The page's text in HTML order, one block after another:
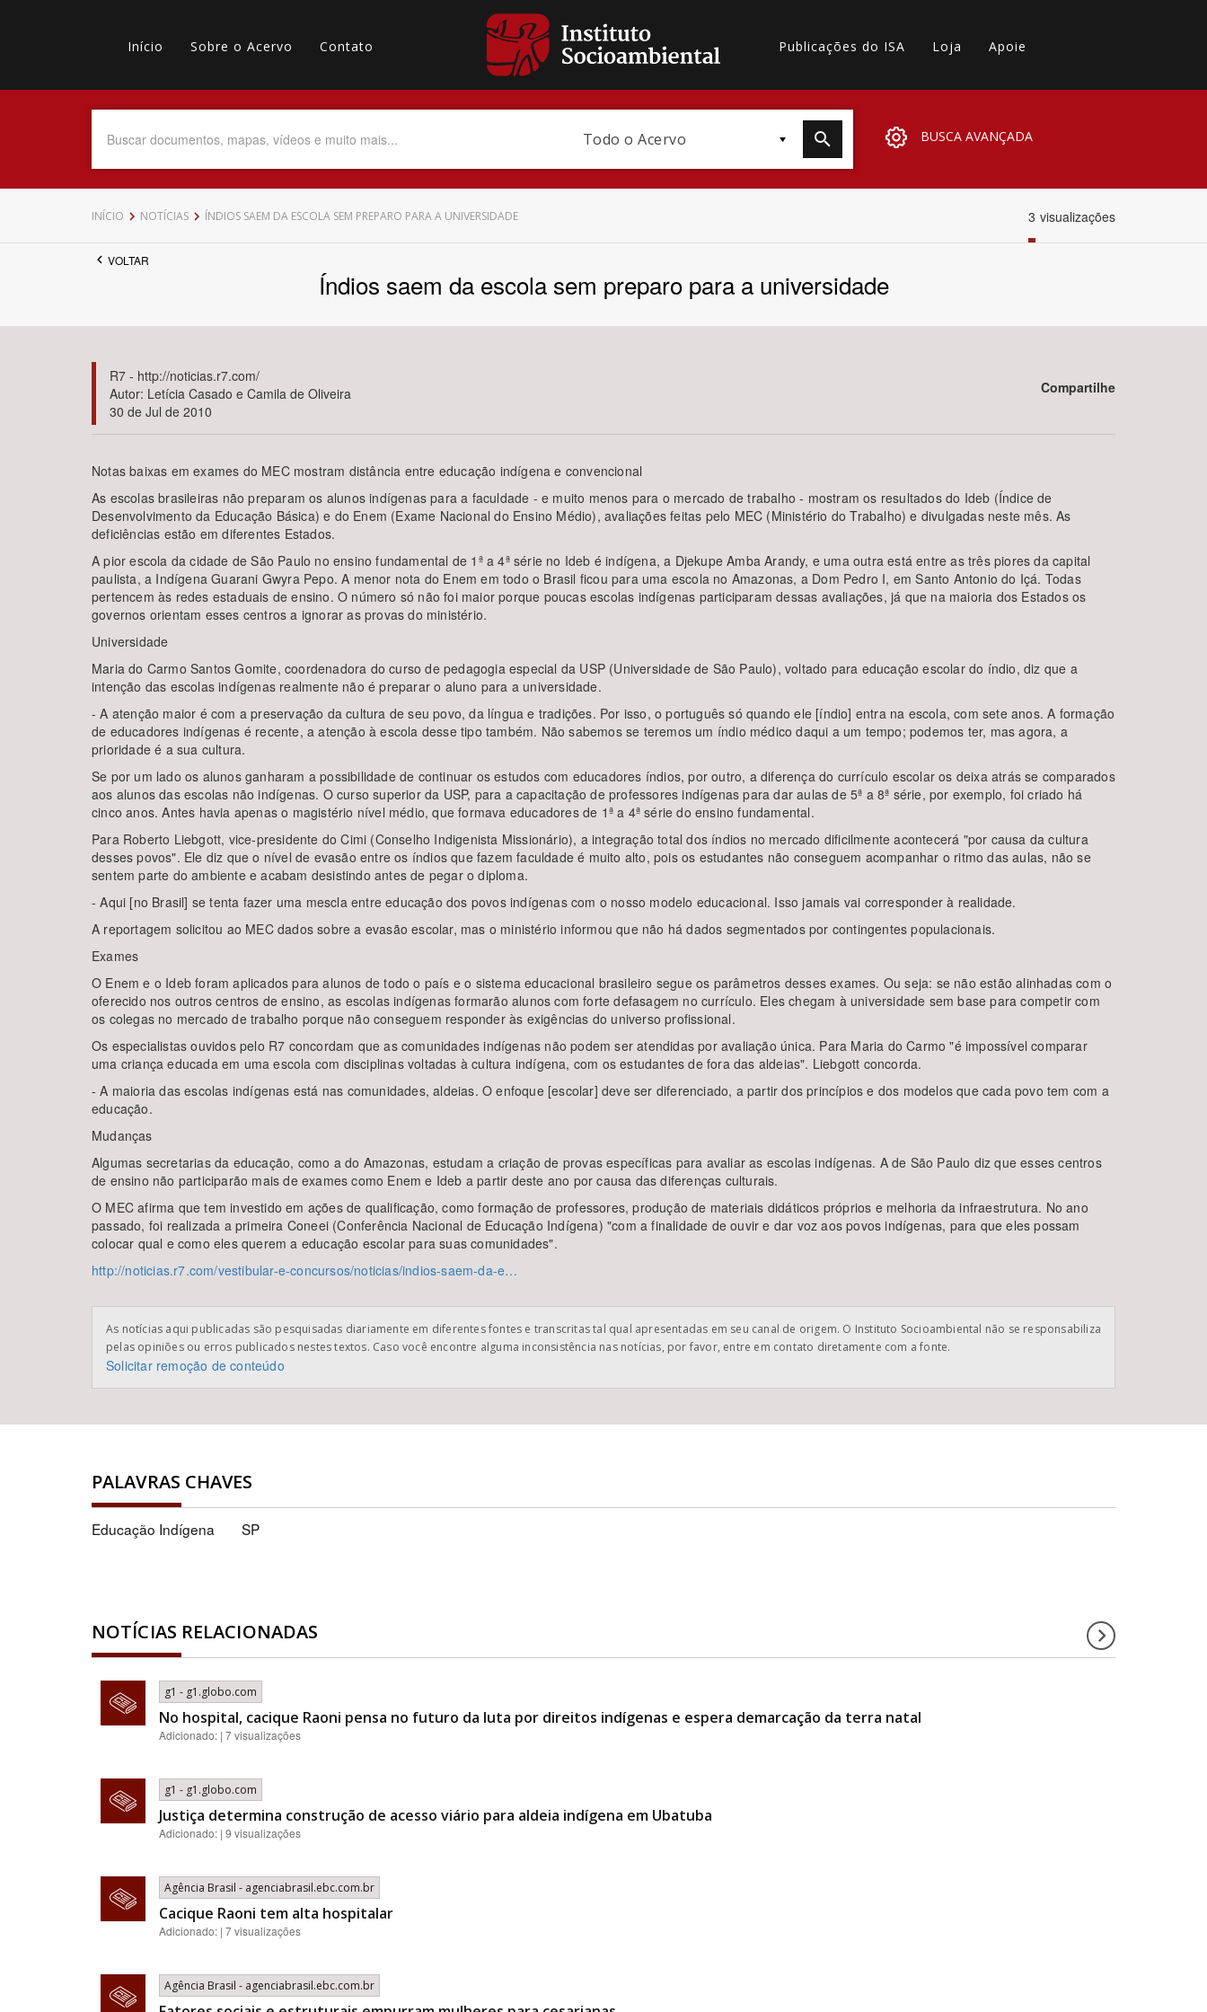
Main
navigation
Início Sobre o Acervo Contato
secundário
Publicações do ISA Loja Apoie
Todo o Acervo BUSCA AVANÇADA
Data do Documento Até
Bioma / Bacia
Tema
BUSCAR
INÍCIO NOTÍCIAS ÍNDIOS SAEM DA ESCOLA SEM PREPARO PARA A UNIVERSIDADE 3 visualizações
VOLTAR
Índios saem da escola sem preparo para a universidade
R7 - http://noticias.r7.com/
Autor: Letícia Casado e Camila de Oliveira
30 de Jul de 2010
Compartilhe
Notas baixas em exames do MEC mostram distância entre educação indígena e convencional
As escolas brasileiras não preparam os alunos indígenas para a faculdade - e muito menos para o mercado de trabalho - mostram os resultados do Ideb (Índice de
Desenvolvimento da Educação Básica) e do Enem (Exame Nacional do Ensino Médio), avaliações feitas pelo MEC (Ministério do Trabalho) e divulgadas neste mês. As
deficiências estão em diferentes Estados.
A pior escola da cidade de São Paulo no ensino fundamental de 1ª a 4ª série no Ideb é indígena, a Djekupe Amba Arandy, e uma outra está entre as três piores da capital
paulista, a Indígena Guarani Gwyra Pepo. A menor nota do Enem em todo o Brasil ficou para uma escola no Amazonas, a Dom Pedro I, em Santo Antonio do Içá. Todas
pertencem às redes estaduais de ensino. O número só não foi maior porque poucas escolas indígenas participaram dessas avaliações, já que na maioria dos Estados os
governos orientam esses centros a ignorar as provas do ministério.
Universidade
Maria do Carmo Santos Gomite, coordenadora do curso de pedagogia especial da USP (Universidade de São Paulo), voltado para educação escolar do índio, diz que a
intenção das escolas indígenas realmente não é preparar o aluno para a universidade.
- A atenção maior é com a preservação da cultura de seu povo, da língua e tradições. Por isso, o português só quando ele [índio] entra na escola, com sete anos. A formação
de educadores indígenas é recente, a atenção à escola desse tipo também. Não sabemos se teremos um índio médico daqui a um tempo; podemos ter, mas agora, a
prioridade é a sua cultura.
Se por um lado os alunos ganharam a possibilidade de continuar os estudos com educadores índios, por outro, a diferença do currículo escolar os deixa atrás se comparados
aos alunos das escolas não indígenas. O curso superior da USP, para a capacitação de professores indígenas para dar aulas de 5ª a 8ª série, por exemplo, foi criado há
cinco anos. Antes havia apenas o magistério nível médio, que formava educadores de 1ª a 4ª série do ensino fundamental.
Para Roberto Liebgott, vice-presidente do Cimi (Conselho Indigenista Missionário), a integração total dos índios no mercado dificilmente acontecerá "por causa da cultura
desses povos". Ele diz que o nível de evasão entre os índios que fazem faculdade é muito alto, pois os estudantes não conseguem acompanhar o ritmo das aulas, não se
sentem parte do ambiente e acabam desistindo antes de pegar o diploma.
- Aqui [no Brasil] se tenta fazer uma mescla entre educação dos povos indígenas com o nosso modelo educacional. Isso jamais vai corresponder à realidade.
A reportagem solicitou ao MEC dados sobre a evasão escolar, mas o ministério informou que não há dados segmentados por contingentes populacionais.
Exames
O Enem e o Ideb foram aplicados para alunos de todo o país e o sistema educacional brasileiro segue os parâmetros desses exames. Ou seja: se não estão alinhadas com o
oferecido nos outros centros de ensino, as escolas indígenas formarão alunos com forte defasagem no currículo. Eles chegam à universidade sem base para competir com
os colegas no mercado de trabalho porque não conseguem responder às exigências do universo profissional.
Os especialistas ouvidos pelo R7 concordam que as comunidades indígenas não podem ser atendidas por avaliação única. Para Maria do Carmo "é impossível comparar
uma criança educada em uma escola com disciplinas voltadas à cultura indígena, com os estudantes de fora das aldeias". Liebgott concorda.
- A maioria das escolas indígenas está nas comunidades, aldeias. O enfoque [escolar] deve ser diferenciado, a partir dos princípios e dos modelos que cada povo tem com a
educação.
Mudanças
Algumas secretarias da educação, como a do Amazonas, estudam a criação de provas específicas para avaliar as escolas indígenas. A de São Paulo diz que esses centros
de ensino não participarão mais de exames como Enem e Ideb a partir deste ano por causa das diferenças culturais.
O MEC afirma que tem investido em ações de qualificação, como formação de professores, produção de materiais didáticos próprios e melhoria da infraestrutura. No ano
passado, foi realizada a primeira Coneei (Conferência Nacional de Educação Indígena) "com a finalidade de ouvir e dar voz aos povos indígenas, para que eles possam
colocar qual e como eles querem a educação escolar para suas comunidades".
http://noticias.r7.com/vestibular-e-concursos/noticias/indios-saem-da-e…
As notícias aqui publicadas são pesquisadas diariamente em diferentes fontes e transcritas tal qual apresentadas em seu canal de origem. O Instituto Socioambiental não se responsabiliza
pelas opiniões ou erros publicados nestes textos. Caso você encontre alguma inconsistência nas notícias, por favor, entre em contato diretamente com a fonte.
Solicitar remoção de conteúdo
PALAVRAS CHAVES
Educação Indígena SP
NOTÍCIAS RELACIONADAS
g1 - g1.globo.com
No hospital, cacique Raoni pensa no futuro da luta por direitos indígenas e espera demarcação da terra natal
Adicionado: | 7 visualizações
g1 - g1.globo.com
Justiça determina construção de acesso viário para aldeia indígena em Ubatuba
Adicionado: | 9 visualizações
Agência Brasil - agenciabrasil.ebc.com.br
Cacique Raoni tem alta hospitalar
Adicionado: | 7 visualizações
Agência Brasil - agenciabrasil.ebc.com.br